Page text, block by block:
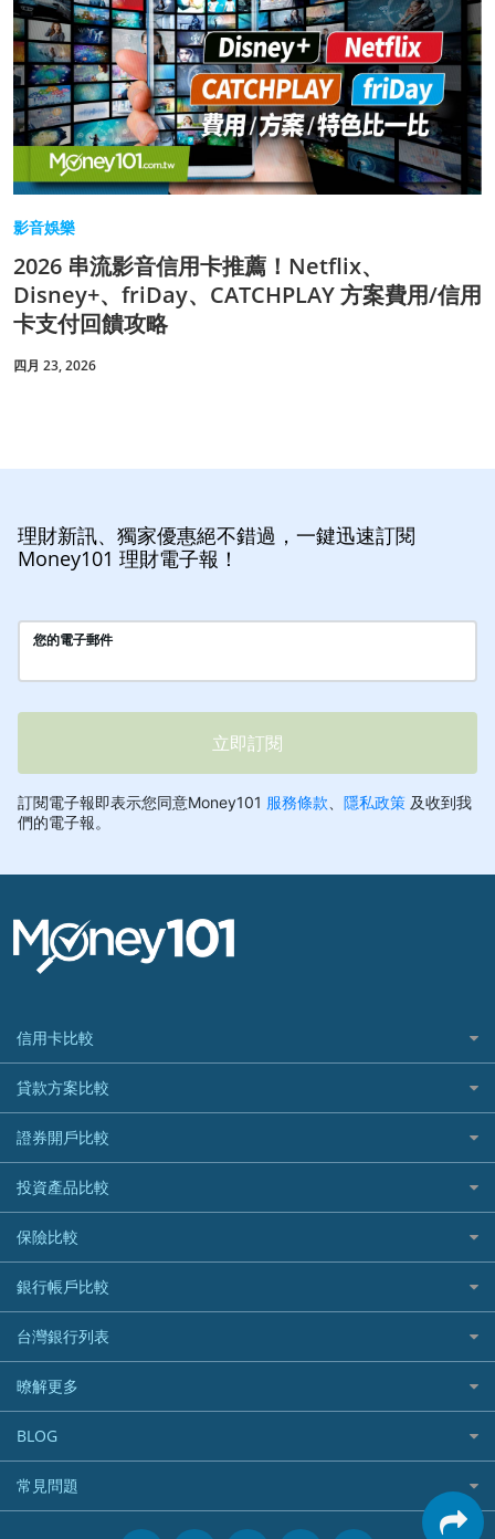
影音娛樂
2026 串流影音信用卡推薦！Netflix、
Disney+、friDay、CATCHPLAY 方案費用/信用
卡支付回饋攻略
四月 23, 2026
理財新訊、獨家優惠絕不錯過，一鍵迅速訂閱
Money101 理財電子報！
信用卡比較
信用卡情境類別推薦
所有信用卡
精選推薦
國內外現金回饋
繳稅優惠
航空哩程回饋
加油優惠
分期零利率優惠
首刷禮優惠
網購優惠
行動支付優惠
旅遊訂房優惠
貸款方案比較
快速線上貸款推薦
最完整貸款資訊一次看
繳稅貸款
貸款計算機
車貸計算機
精選貸款推薦
信貸利率比較
一般個人貸款
優質客戶貸款
小額借款
循環貸款
證券開戶比較
台股證券戶
美股證券戶
投資產品比較
機器人投資
加密貨幣
外幣定存
保險比較
住宅險
汽車保險
機車保險
寵物險
銀行帳戶比較
財富管理帳戶
數位存款帳戶
美元定存
台灣銀行列表
銀行與合作機構列表
銀行客服電話
暸解更多
加入我們
訂閱電子報
媒體聯絡
BLOG
專欄文章
常見問題
活動禮贈品兌換相關